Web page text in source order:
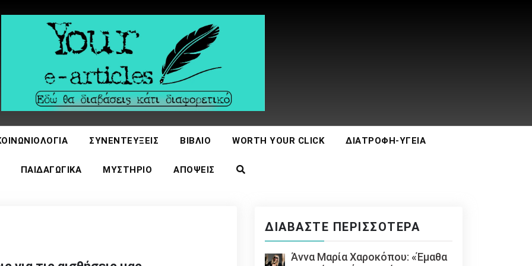
ΣΥΝΕΝΤΕΎΞΕΙΣ ΒΙΒΛΊΟ WORTH YOUR CLICK ΔΙΑΤΡΟΦΉ-ΥΓΕΊΑ
ΠΑΙΔΑΓΩΓΙΚΆ ΜΥΣΤΉΡΙΟ ΑΠΌΨΕΙΣ
ΔΙΑΒΆΣΤΕ ΠΕΡΙΣΣΌΤΕΡΑ
Άννα Μαρία Χαροκόπου: «Έμαθα